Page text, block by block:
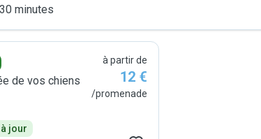
minutes
de vos chiens
jour
à partir de
12 €
/promenade